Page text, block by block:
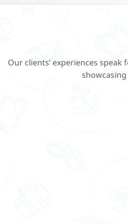
Our clients’ experiences